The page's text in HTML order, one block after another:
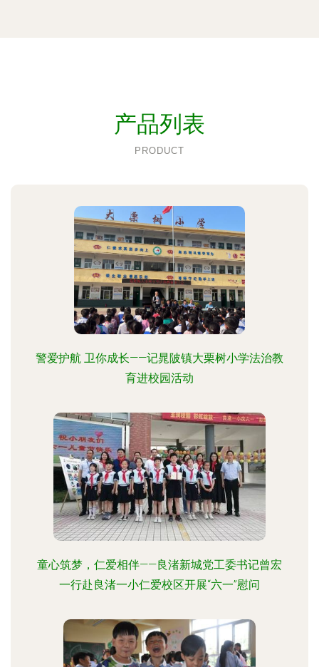
产品列表
PRODUCT
警爱护航 卫你成长——记晁陂镇大栗树小学法治教
育进校园活动
童心筑梦，仁爱相伴——良渚新城党工委书记曾宏
一行赴良渚一小仁爱校区开展“六一”慰问